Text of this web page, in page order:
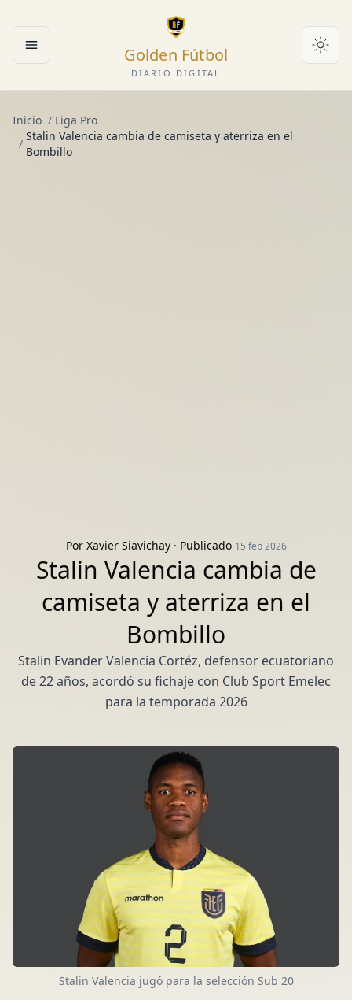
Abrir menú Golden Fútbol
DIARIO DIGITAL
Inicio / Liga Pro
/
Stalin Valencia cambia de camiseta y aterriza en el
Bombillo
Por Xavier Siavichay· Publicado 15 feb 2026
Stalin Valencia cambia de
camiseta y aterriza en el
Bombillo
Stalin Evander Valencia Cortéz, defensor ecuatoriano
de 22 años, acordó su fichaje con Club Sport Emelec
para la temporada 2026
Stalin Valencia jugó para la selección Sub 20